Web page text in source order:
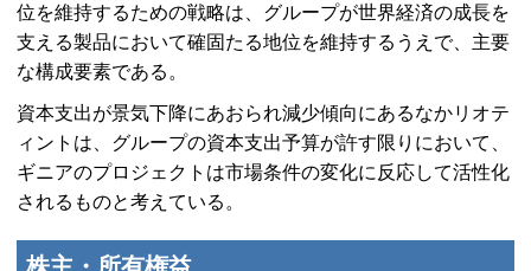
位を維持するための戦略は、グループが世界経済の成長を
支える製品において確固たる地位を維持するうえで、主要
な構成要素である。
資本支出が景気下降にあおられ減少傾向にあるなかリオテ
ィントは、グループの資本支出予算が許す限りにおいて、
ギニアのプロジェクトは市場条件の変化に反応して活性化
されるものと考えている。